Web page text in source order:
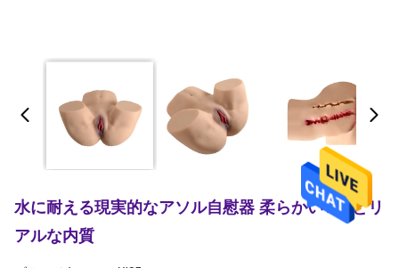
水に耐える現実的なアソル自慰器 柔らかいTPRとリ
アルな内質